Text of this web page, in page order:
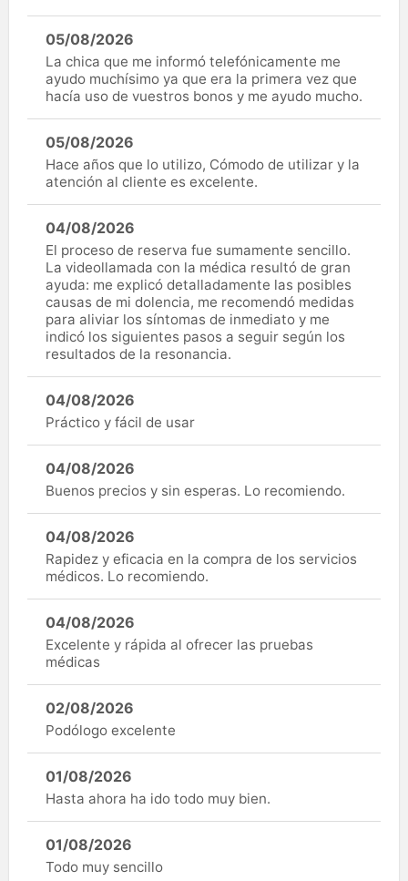
05/08/2026
La chica que me informó telefónicamente me
ayudo muchísimo ya que era la primera vez que
hacía uso de vuestros bonos y me ayudo mucho.
05/08/2026
Hace años que lo utilizo, Cómodo de utilizar y la
atención al cliente es excelente.
04/08/2026
El proceso de reserva fue sumamente sencillo.
La videollamada con la médica resultó de gran
ayuda: me explicó detalladamente las posibles
causas de mi dolencia, me recomendó medidas
para aliviar los síntomas de inmediato y me
indicó los siguientes pasos a seguir según los
resultados de la resonancia.
04/08/2026
Práctico y fácil de usar
04/08/2026
Buenos precios y sin esperas. Lo recomiendo.
04/08/2026
Rapidez y eficacia en la compra de los servicios
médicos. Lo recomiendo.
04/08/2026
Excelente y rápida al ofrecer las pruebas
médicas
02/08/2026
Podólogo excelente
01/08/2026
Hasta ahora ha ido todo muy bien.
01/08/2026
Todo muy sencillo